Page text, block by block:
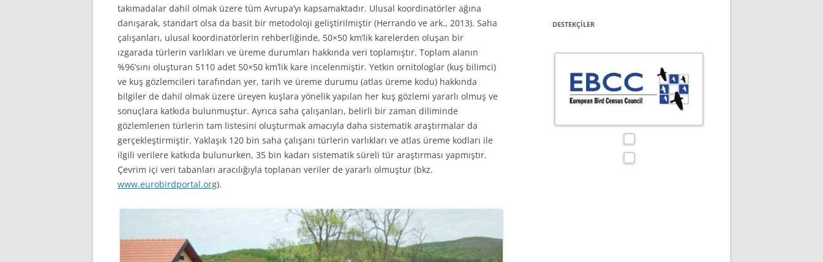
takımadalar dahil olmak üzere tüm Avrupa’yı kapsamaktadır. Ulusal koordinatörler ağına
danışarak, standart olsa da basit bir metodoloji geliştirilmiştir (Herrando ve ark., 2013). Saha
çalışanları, ulusal koordinatörlerin rehberliğinde, 50×50 km’lik karelerden oluşan bir
ızgarada türlerin varlıkları ve üreme durumları hakkında veri toplamıştır. Toplam alanın
%96’sını oluşturan 5110 adet 50×50 km’lik kare incelenmiştir. Yetkin ornitologlar (kuş bilimci)
ve kuş gözlemcileri tarafından yer, tarih ve üreme durumu (atlas üreme kodu) hakkında
bilgiler de dahil olmak üzere üreyen kuşlara yönelik yapılan her kuş gözlemi yararlı olmuş ve
sonuçlara katkıda bulunmuştur. Ayrıca saha çalışanları, belirli bir zaman diliminde
gözlemlenen türlerin tam listesini oluşturmak amacıyla daha sistematik araştırmalar da
gerçekleştirmiştir. Yaklaşık 120 bin saha çalışanı türlerin varlıkları ve atlas üreme kodları ile
ilgili verilere katkıda bulunurken, 35 bin kadarı sistematik süreli tür araştırması yapmıştır.
Çevrim içi veri tabanları aracılığıyla toplanan veriler de yararlı olmuştur (bkz.
www.eurobirdportal.org).
DESTEKÇILER